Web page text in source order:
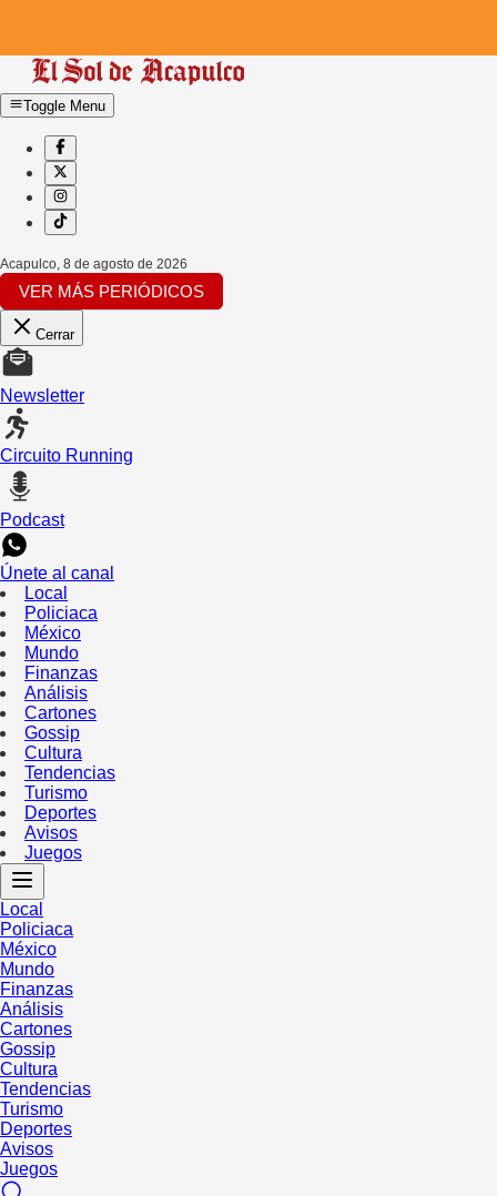
Toggle Menu
Acapulco 8 de agosto de 2026
VER MÁS PERIÓDICOS
Cerrar
Newsletter
Circuito Running
Podcast
Únete al canal
Local
Policiaca
México
Mundo
Finanzas
Análisis
Cartones
Gossip
Cultura
Tendencias
Turismo
Deportes
Avisos
Juegos
Local
Policiaca
México
Mundo
Finanzas
Análisis
Cartones
Gossip
Cultura
Tendencias
Turismo
Deportes
Avisos
Juegos